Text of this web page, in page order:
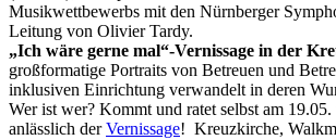
Musikwettbewerbs mit den Nürnberger
Leitung von Olivier Tardy.
„Ich wäre gerne mal“-Vernissage in der
großformatige Portraits von Betreuen und
inklusiven Einrichtung verwandelt in deren
Wer ist wer? Kommt und ratet selbst am
anlässlich derVernissage! Kreuzkirche,